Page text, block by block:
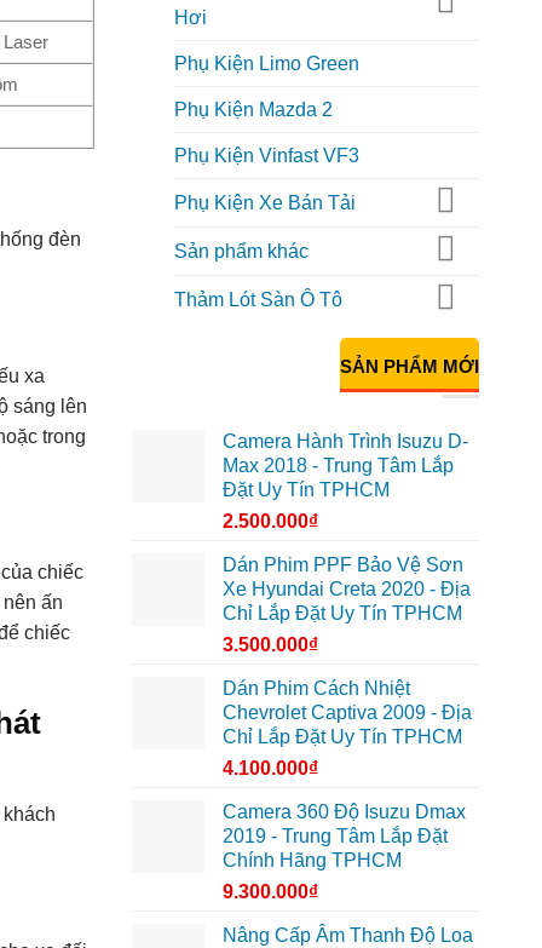
đèn
xa
sáng lên
trong
chiếc
ấn
chiếc
Hơi
Phụ Kiện Limo Green
Phụ Kiện Mazda 2
Phụ Kiện Vinfast VF3
Phụ Kiện Xe Bán Tải
Sản phẩm khác
Thảm Lót Sàn Ô Tô
SẢN PHẨM MỚI
Camera Hành Trình Isuzu D-
Max 2018 - Trung Tâm Lắp
Đặt Uy Tín TPHCM
2.500.000₫
Dán Phim PPF Bảo Vệ Sơn
Xe Hyundai Creta 2020 - Địa
Chỉ Lắp Đặt Uy Tín TPHCM
3.500.000₫
Dán Phim Cách Nhiệt
Chevrolet Captiva 2009 - Địa
Chỉ Lắp Đặt Uy Tín TPHCM
4.100.000₫
Camera 360 Độ Isuzu Dmax
2019 - Trung Tâm Lắp Đặt
Chính Hãng TPHCM
9.300.000₫
Nâng Cấp Âm Thanh Độ Loa